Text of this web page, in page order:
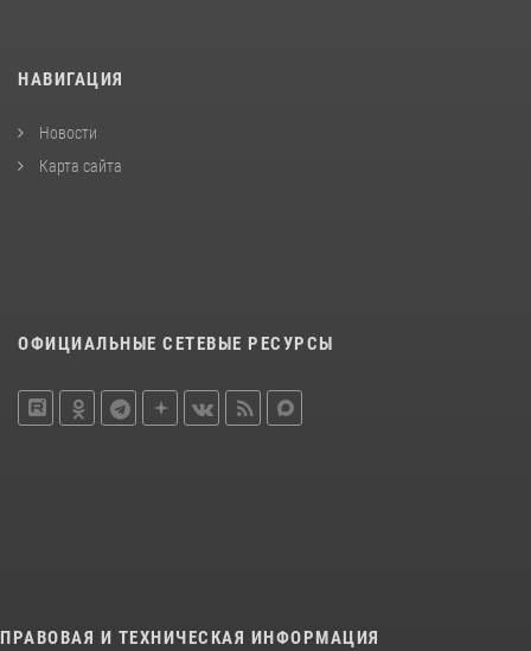
НАВИГАЦИЯ
Новости
Карта сайта
ОФИЦИАЛЬНЫЕ СЕТЕВЫЕ РЕСУРСЫ
ПРАВОВАЯ И ТЕХНИЧЕСКАЯ ИНФОРМАЦИЯ